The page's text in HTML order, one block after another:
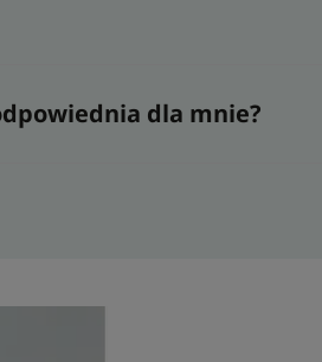
Zapach zawartości
dla mnie?